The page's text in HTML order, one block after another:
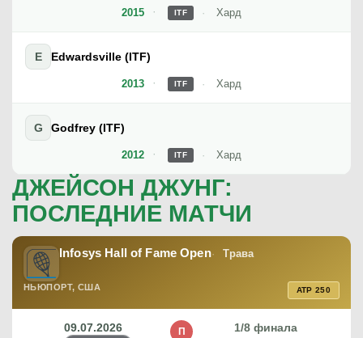
2015 ITF Хард
2013
E Edwardsville (ITF)
ITF Хард
2012
G Godfrey (ITF)
ITF Хард
ДЖЕЙСОН ДЖУНГ:
ПОСЛЕДНИЕ МАТЧИ
Infosys Hall of Fame Open Трава
НЬЮПОРТ, США ATP 250
09.07.2026 1/8 финала
П